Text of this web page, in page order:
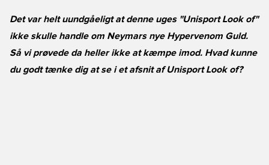
Det var helt uundgåeligt at denne uges "Unisport Look of"
ikke skulle handle om Neymars nye Hypervenom Guld.
Så vi prøvede da heller ikke at kæmpe imod. Hvad kunne
du godt tænke dig at se i et afsnit af Unisport Look of?